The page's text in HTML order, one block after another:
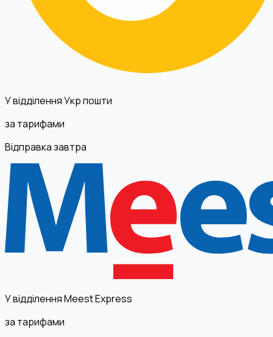
У відділення Укр пошти
за тарифами
Відправка завтра
У відділення Meest Express
за тарифами